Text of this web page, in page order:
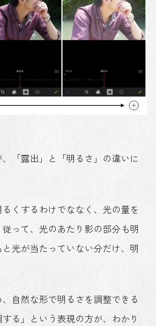
「露出」と「明るさ」の違いに
るくするわけでななく、光の量を
って、光のあたり影の部分も明
光が当たっていない分だけ、明
自然な形で明るさを調整できる
る」という表現の方が、わかり